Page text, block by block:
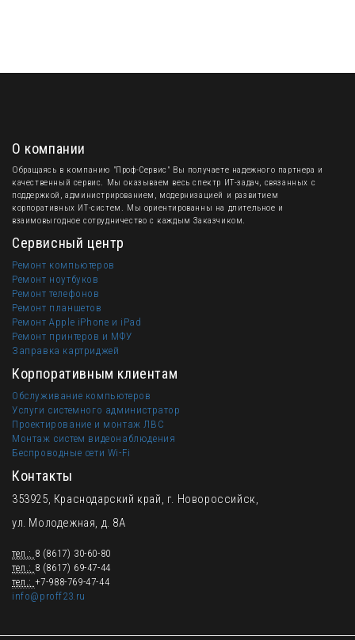
О компании
Обращаясь в компанию "Проф-Сервис" Вы получаете надежного партнера и
качественный сервис. Мы оказываем весь спектр ИТ-задач, связанных с
поддержкой, администрированием, модернизацией и развитием
корпоративных ИТ-систем. Мы ориентированны на длительное и
взаимовыгодное сотрудничество с каждым Заказчиком.
Сервисный центр
Ремонт компьютеров
Ремонт ноутбуков
Ремонт телефонов
Ремонт планшетов
Ремонт Apple iPhone и iPad
Ремонт принтеров и МФУ
Заправка картриджей
Корпоративным клиентам
Обслуживание компьютеров
Услуги системного администратор
Проектирование и монтаж ЛВС
Монтаж систем видеонаблюдения
Беспроводные сети Wi-Fi
Контакты
353925, Краснодарский край, г. Новороссийск,
ул. Молодежная, д. 8А
тел.: 8 (8617) 30-60-80
тел.: 8 (8617) 69-47-44
тел.: +7-988-769-47-44
info@proff23.ru